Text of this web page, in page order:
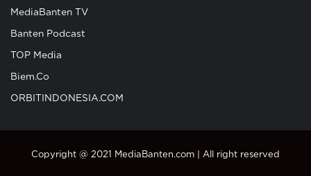
MediaBanten TV
Banten Podcast
TOP Media
Biem.Co
ORBITINDONESIA.COM
Copyright @ 2021 MediaBanten.com | All right reserved